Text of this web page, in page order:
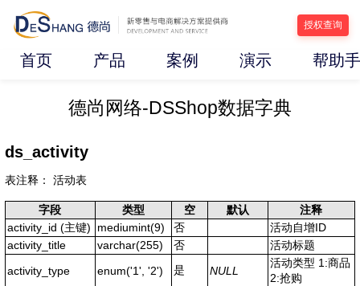
授权查询
首页 产品 案例 演示 帮助
德尚网络-DSShop数据字典
ds_activity
表注释： 活动表
字段 类型 空 默认
注释
activity_id (主键) mediumint(9) 否
活动自增ID
activity_title
varchar(255) 否
活动标题
activity_type
enum('1', '2') 是 NULL
活动类型 1:商品
2:抢购